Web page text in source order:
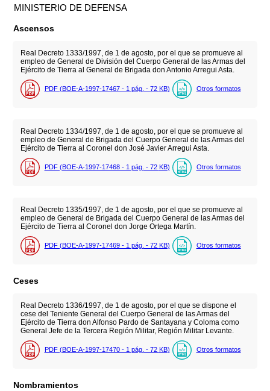
MINISTERIO DE DEFENSA
Ascensos
Real Decreto 1333/1997, de 1 de agosto, por el que se promueve al
empleo de General de División del Cuerpo General de las Armas del
Ejército de Tierra al General de Brigada don Antonio Arregui Asta.
PDF (BOE-A-1997-17467 - 1 pág. - 72 KB) Otros formatos
Real Decreto 1334/1997, de 1 de agosto, por el que se promueve al
empleo de General de Brigada del Cuerpo General de las Armas del
Ejército de Tierra al Coronel don José Javier Arregui Asta.
PDF (BOE-A-1997-17468 - 1 pág. - 72 KB) Otros formatos
Real Decreto 1335/1997, de 1 de agosto, por el que se promueve al
empleo de General de Brigada del Cuerpo General de las Armas del
Ejército de Tierra al Coronel don Jorge Ortega Martín.
PDF (BOE-A-1997-17469 - 1 pág. - 72 KB) Otros formatos
Ceses
Real Decreto 1336/1997, de 1 de agosto, por el que se dispone el
cese del Teniente General del Cuerpo General de las Armas del
Ejército de Tierra don Alfonso Pardo de Santayana y Coloma como
General Jefe de la Tercera Región Militar, Región Militar Levante.
PDF (BOE-A-1997-17470 - 1 pág. - 72 KB) Otros formatos
Nombramientos